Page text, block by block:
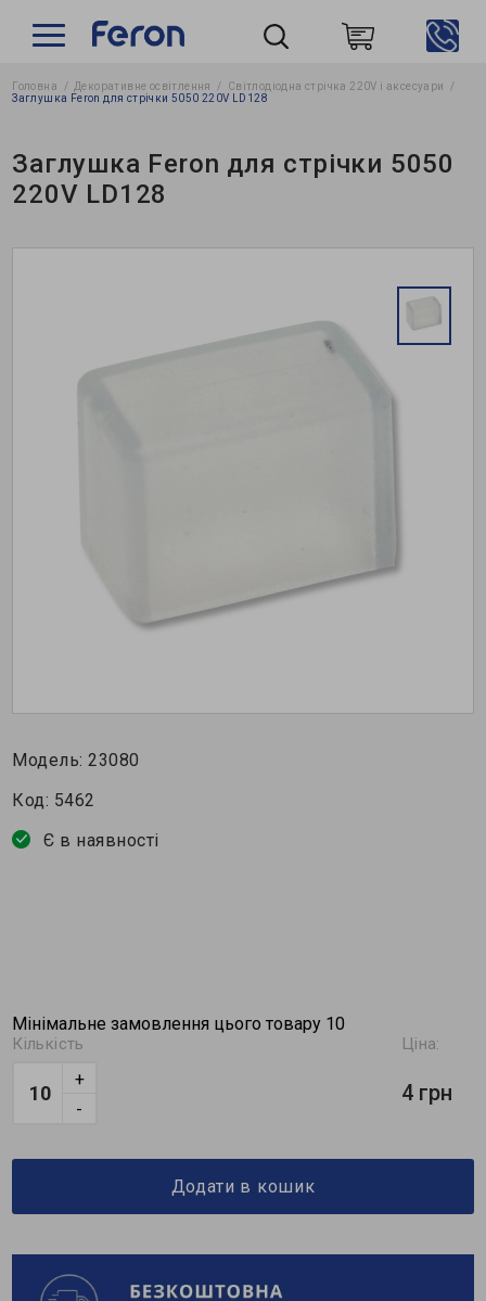
Пошук
Головна Декоративне освітлення
Світлодіодна стрічка 220V і аксесуари
Заглушка Feron для стрічки 5050 220V LD128
Заглушка Feron для стрічки 5050
220V LD128
Модель:23080
Код: 5462
Є в наявності
Мінімальне замовлення цього товару 10
Кількість
-
+
Ціна:
4 грн
Додати в кошик